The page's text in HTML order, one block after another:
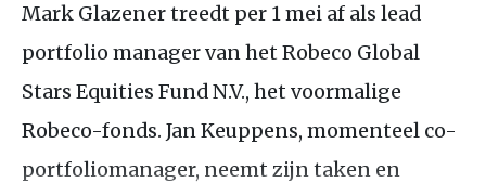
Mark Glazener treedt per 1 mei af als lead
portfolio manager van het Robeco Global
Stars Equities Fund N.V., het voormalige
Robeco-fonds. Jan Keuppens, momenteel co-
portfoliomanager, neemt zijn taken en